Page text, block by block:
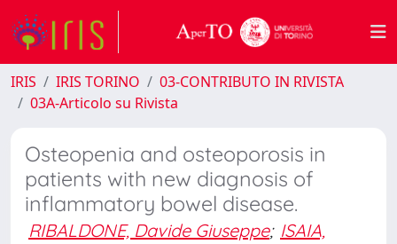
IRIS IRIS TORINO
03-CONTRIBUTO IN RIVISTA
03A-Articolo su Rivista
Osteopenia and osteoporosis in
patients with new diagnosis of
inflammatory bowel disease.
RIBALDONE, Davide Giuseppe; ISAIA,